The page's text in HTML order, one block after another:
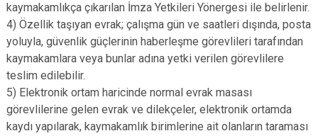
kaymakamlıkça çıkarılan İmza Yetkileri Yönergesi ile belirlenir.
4) Özellik taşıyan evrak; çalışma gün ve saatleri dışında, posta
yoluyla, güvenlik güçlerinin haberleşme görevlileri tarafından
kaymakamlara veya bunlar adına yetki verilen görevlilere
teslim edilebilir.
5) Elektronik ortam haricinde normal evrak masası
görevlilerine gelen evrak ve dilekçeler, elektronik ortamda
kaydı yapılarak, kaymakamlık birimlerine ait olanların taraması